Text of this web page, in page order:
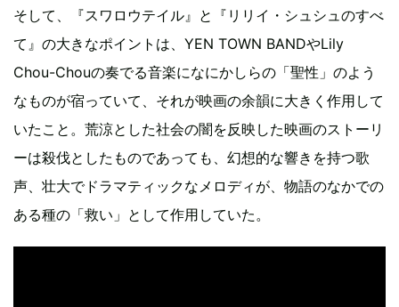
そして、『スワロウテイル』と『リリイ・シュシュのすべ
て』の大きなポイントは、YEN TOWN BANDやLily
Chou-Chouの奏でる音楽になにかしらの「聖性」のよう
なものが宿っていて、それが映画の余韻に大きく作用して
いたこと。荒涼とした社会の闇を反映した映画のストーリ
ーは殺伐としたものであっても、幻想的な響きを持つ歌
声、壮大でドラマティックなメロディが、物語のなかでの
ある種の「救い」として作用していた。